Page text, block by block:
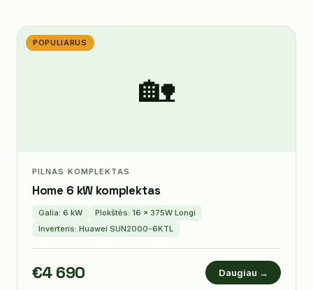
🏡
POPULIARUS
PILNAS KOMPLEKTAS
Home 6 kW komplektas
Galia: 6 kW
Plokštės: 16 × 375W Longi
Inverteris: Huawei SUN2000-6KTL
€4 690 Daugiau →